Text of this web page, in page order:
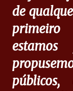
de
públicos,